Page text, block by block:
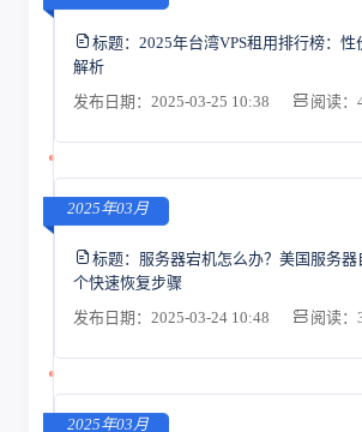
标题： 2025年台湾VPS租用排行榜：
解析
发布日期：2025-03-25 10:38
阅读：
2025年03月
标题： 服务器宕机怎么办？美国服务器
个快速恢复步骤
发布日期：2025-03-24 10:48
阅读：
2025年03月